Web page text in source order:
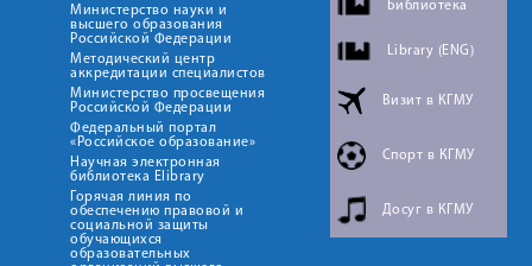
Министерство науки и
высшего образования
Российской Федерации
Методический центр
аккредитации специалистов
Министерство просвещения
Российской Федерации
Федеральный портал
«Российское образование»
Научная электронная
библиотека Elibrary
Горячая линия по
обеспечению правовой и
социальной защиты
обучающихся
образовательных
Библиотека
Library (ENG)
Визит в КГМУ
Спорт в КГМУ
Досуг в КГМУ